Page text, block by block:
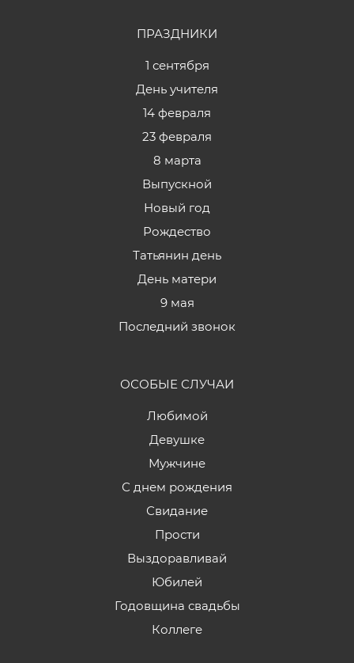
ПРАЗДНИКИ
1 сентября
День учителя
14 февраля
23 февраля
8 марта
Выпускной
Новый год
Рождество
Татьянин день
День матери
9 мая
Последний звонок
ОСОБЫЕ СЛУЧАИ
Любимой
Девушке
Мужчине
С днем рождения
Свидание
Прости
Выздоравливай
Юбилей
Годовщина свадьбы
Коллеге